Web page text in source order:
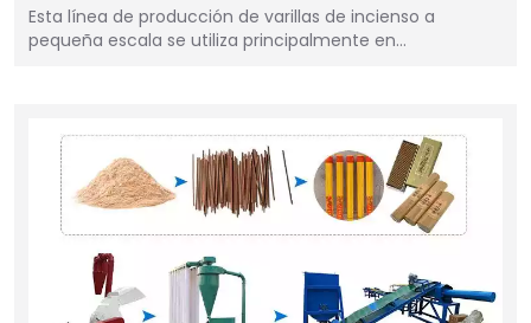
Esta línea de producción de varillas de incienso a
pequeña escala se utiliza principalmente en…